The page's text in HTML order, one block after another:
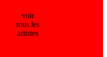
voir
tous les
artistes